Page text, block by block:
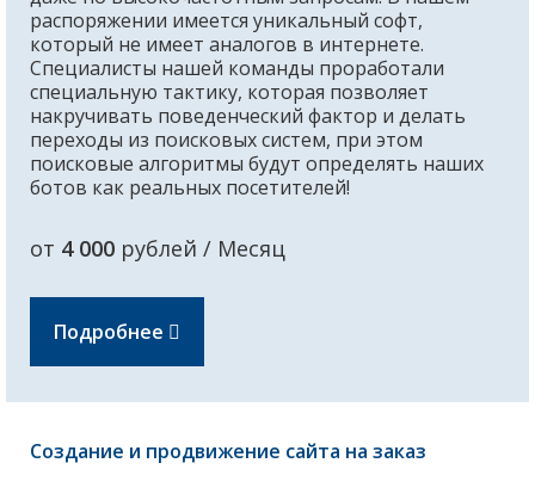
распоряжении имеется уникальный софт,
который не имеет аналогов в интернете.
Специалисты нашей команды проработали
специальную тактику, которая позволяет
накручивать поведенческий фактор и делать
переходы из поисковых систем, при этом
поисковые алгоритмы будут определять наших
ботов как реальных посетителей!
от 4 000 рублей / Месяц
Подробнее
Создание и продвижение сайта на заказ